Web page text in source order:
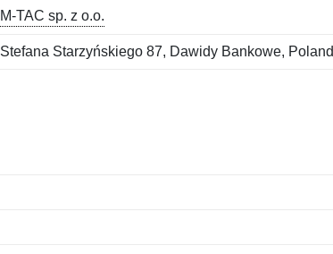
M-TAC sp. z o.o.
Stefana Starzyńskiego 87, Dawidy Bankowe, Poland